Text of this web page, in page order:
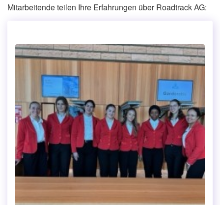
Mitarbeitende teilen Ihre Erfahrungen über Roadtrack AG: